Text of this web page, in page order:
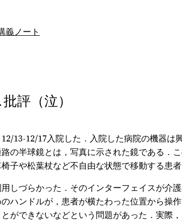
義ノート
評（泣）
13-12/17入院した．入院した病院の機器
の半球鏡とは，写真に示された鏡である
子や松葉杖など不自由な状態で移動する患
しづらかった．そのインターフェイスが介
ハンドルが，患者が横たわった位置から
ができないなどという問題があった．実際